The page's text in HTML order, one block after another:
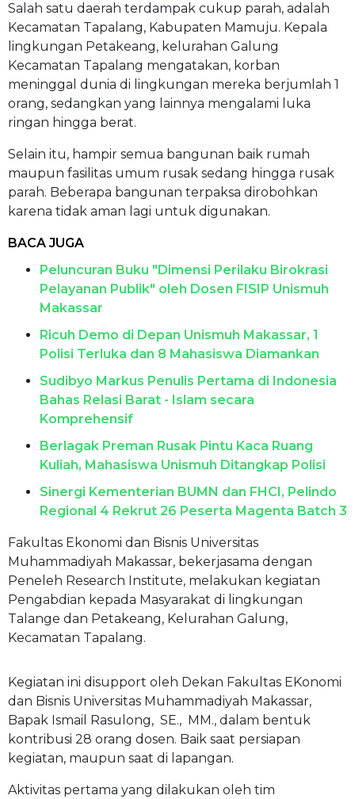
Salah satu daerah terdampak cukup parah, adalah
Kecamatan Tapalang, Kabupaten Mamuju. Kepala
lingkungan Petakeang, kelurahan Galung
Kecamatan Tapalang mengatakan, korban
meninggal dunia di lingkungan mereka berjumlah 1
orang, sedangkan yang lainnya mengalami luka
ringan hingga berat.
Selain itu, hampir semua bangunan baik rumah
maupun fasilitas umum rusak sedang hingga rusak
parah. Beberapa bangunan terpaksa dirobohkan
karena tidak aman lagi untuk digunakan.
BACA JUGA
Peluncuran Buku "Dimensi Perilaku Birokrasi
Pelayanan Publik" oleh Dosen FISIP Unismuh
Makassar
Ricuh Demo di Depan Unismuh Makassar, 1
Polisi Terluka dan 8 Mahasiswa Diamankan
Sudibyo Markus Penulis Pertama di Indonesia
Bahas Relasi Barat - Islam secara
Komprehensif
Berlagak Preman Rusak Pintu Kaca Ruang
Kuliah, Mahasiswa Unismuh Ditangkap Polisi
Sinergi Kementerian BUMN dan FHCI, Pelindo
Regional 4 Rekrut 26 Peserta Magenta Batch 3
Fakultas Ekonomi dan Bisnis Universitas
Muhammadiyah Makassar, bekerjasama dengan
Peneleh Research Institute, melakukan kegiatan
Pengabdian kepada Masyarakat di lingkungan
Talange dan Petakeang, Kelurahan Galung,
Kecamatan Tapalang.
Kegiatan ini disupport oleh Dekan Fakultas EKonomi
dan Bisnis Universitas Muhammadiyah Makassar,
Bapak Ismail Rasulong, SE., MM., dalam bentuk
kontribusi 28 orang dosen. Baik saat persiapan
kegiatan, maupun saat di lapangan.
Aktivitas pertama yang dilakukan oleh tim